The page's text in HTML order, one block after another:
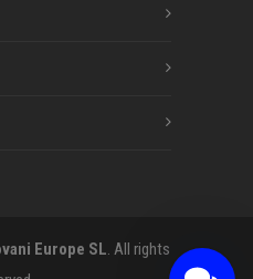
Europe SL. All rights